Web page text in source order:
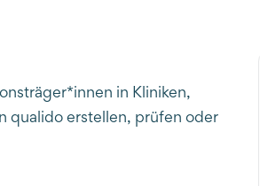
in Kliniken,
qualido erstellen, prüfen oder